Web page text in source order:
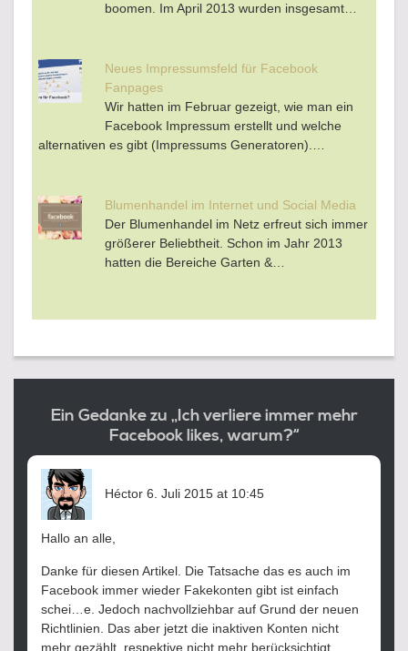
boomen. Im April 2013 wurden insgesamt…
Neues Impressumsfeld für Facebook
Fanpages
Wir hatten im Februar gezeigt, wie man ein
Facebook Impressum erstellt und welche
alternativen es gibt (Impressums Generatoren).…
Blumenhandel im Internet und Social Media
Der Blumenhandel im Netz erfreut sich immer
größerer Beliebtheit. Schon im Jahr 2013
hatten die Bereiche Garten &…
Ein Gedanke zu „Ich verliere immer mehr
Facebook likes, warum?“
Héctor 6. Juli 2015 at 10:45
Hallo an alle,
Danke für diesen Artikel. Die Tatsache das es auch im
Facebook immer wieder Fakekonten gibt ist einfach
schei…e. Jedoch nachvollziehbar auf Grund der neuen
Richtlinien. Das aber jetzt die inaktiven Konten nicht
mehr gezählt, respektive nicht mehr berücksichtigt